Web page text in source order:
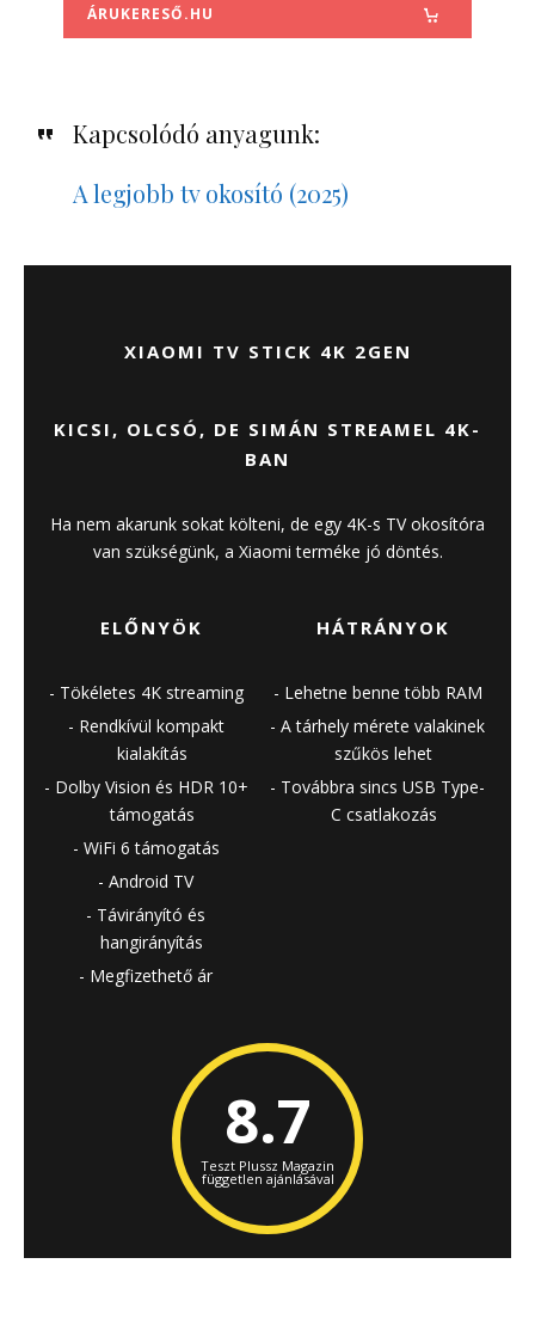
ÁRUKERESŐ.HU
Kapcsolódó anyagunk:
A legjobb tv okosító (2025)
XIAOMI TV STICK 4K 2GEN
KICSI, OLCSÓ, DE SIMÁN STREAMEL 4K-
BAN
Ha nem akarunk sokat költeni, de egy 4K-s TV okosítóra
van szükségünk, a Xiaomi terméke jó döntés.
ELŐNYÖK
Tökéletes 4K streaming
Rendkívül kompakt
kialakítás
Dolby Vision és HDR 10+
támogatás
WiFi 6 támogatás
Android TV
Távirányító és
hangirányítás
Megfizethető ár
HÁTRÁNYOK
Lehetne benne több RAM
A tárhely mérete valakinek
szűkös lehet
Továbbra sincs USB Type-
C csatlakozás
8.7
Teszt Plussz Magazin
független ajánlásával